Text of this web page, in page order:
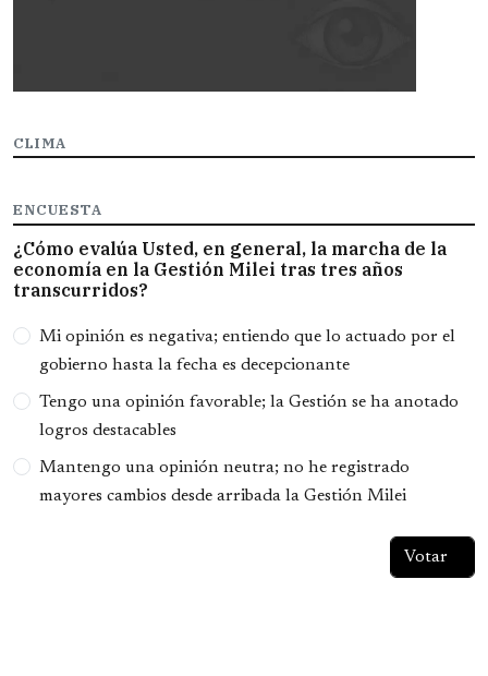
CLIMA
ENCUESTA
¿Cómo evalúa Usted, en general, la marcha de la
economía en la Gestión Milei tras tres años
transcurridos?
Opciones
Mi opinión es negativa; entiendo que lo actuado por el
gobierno hasta la fecha es decepcionante
Tengo una opinión favorable; la Gestión se ha anotado
logros destacables
Mantengo una opinión neutra; no he registrado
mayores cambios desde arribada la Gestión Milei